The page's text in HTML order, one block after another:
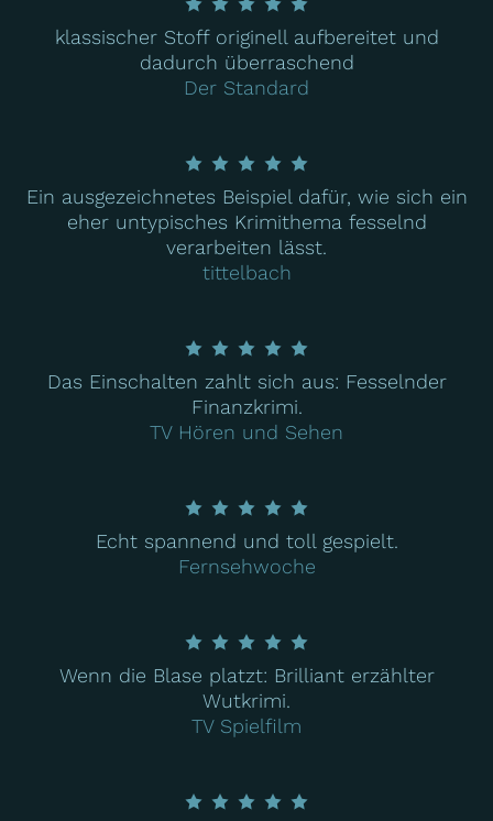
klassischer Stoff originell aufbereitet und
dadurch überraschend
Der Standard
Ein ausgezeichnetes Beispiel dafür, wie sich ein
eher untypisches Krimithema fesselnd
verarbeiten lässt.
tittelbach
Das Einschalten zahlt sich aus: Fesselnder
Finanzkrimi.
TV Hören und Sehen
Echt spannend und toll gespielt.
Fernsehwoche
Wenn die Blase platzt: Brilliant erzählter
Wutkrimi.
TV Spielfilm